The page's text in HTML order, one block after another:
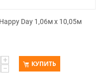
Day 1,06м х 10,05м
+
−
КУПИТЬ